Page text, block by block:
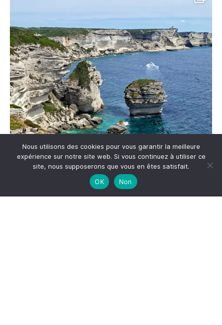
Nous utilisons des cookies pour vous garantir la meilleure
expérience sur notre site web. Si vous continuez à utiliser ce
site, nous supposerons que vous en êtes satisfait.
OK
Non